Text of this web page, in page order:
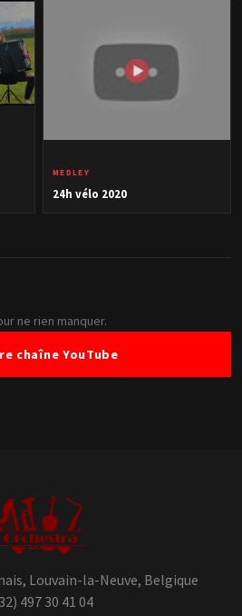
MEDLEY
24h vélo 2020
ne rien manquer.
chaîne YouTube
Louvain-la-Neuve, Belgique
497 30 41 04